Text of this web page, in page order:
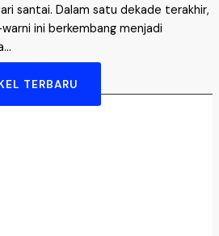
santai. Dalam satu dekade terakhir,
ini berkembang menjadi
TERBARU